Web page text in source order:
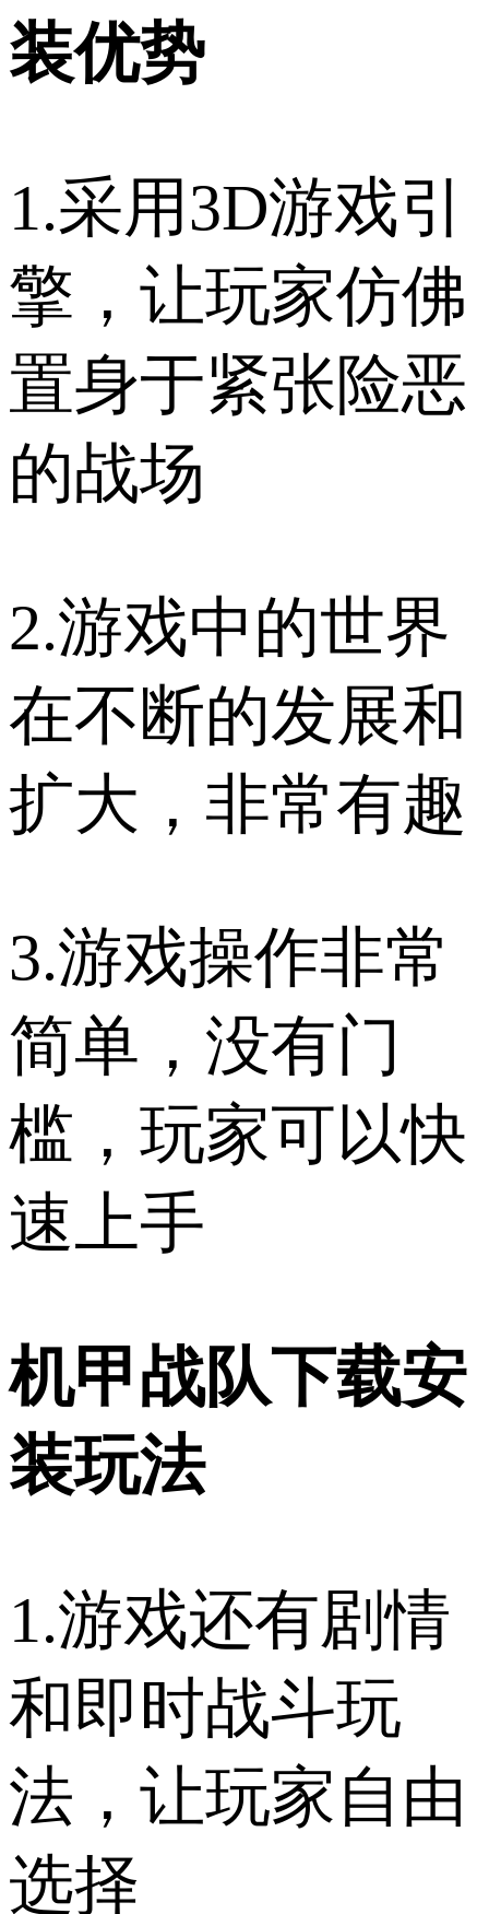
装优势
1.采用3D游戏引
擎，让玩家仿佛
置身于紧张险恶
的战场
2.游戏中的世界
在不断的发展和
扩大，非常有趣
3.游戏操作非常
简单，没有门
槛，玩家可以快
速上手
机甲战队下载安
装玩法
1.游戏还有剧情
和即时战斗玩
法，让玩家自由
选择